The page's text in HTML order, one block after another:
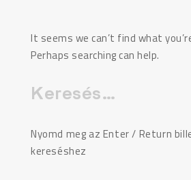
It seems we can’t find what
Perhaps searching can help.
Keresés:
Nyomd meg az Enter / Return
kereséshez